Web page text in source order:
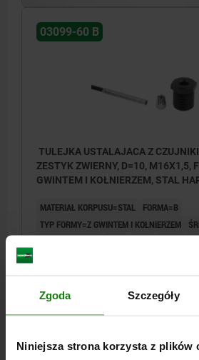
Zgoda Szczegóły
Niniejsza strona korzysta z plików
03099-60 B
TULEJKA USTALAJACA Z
ZESTYK ZWIERNY, D=10, M16X1,5,
GWINTEM I KOŁNIERZEM, STAL
MATERIAŁ KORPUSU=STAL
FORMA=B
TYP FORMY=Z GWINTEM I KOŁNIERZEM
523,05 PLN